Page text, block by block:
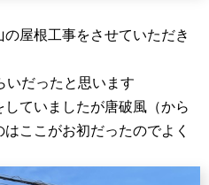
屋根工事をさせていただき
いだったと思います
ていましたが唐破風（から
ここがお初だったのでよく